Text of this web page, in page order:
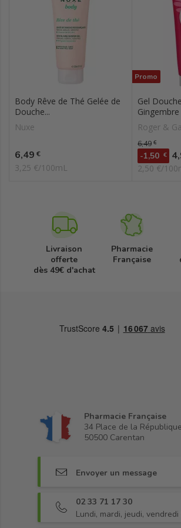
Body Rêve de Thé Gelée de
Douche...
Nuxe
Prix
6,49 €
3,25 €/100mL
Promo
Gel
Roger &
Prix de base
6,49 €
-1,50 €
2,50 €/
Livraison
offerte
dès 49€ d'achat
Pharmacie
Française
Pharmacie Française
34 Place de la
50500 Carentan
Envoyer un message
02 33 71 17 30
Lundi, mardi, jeudi,